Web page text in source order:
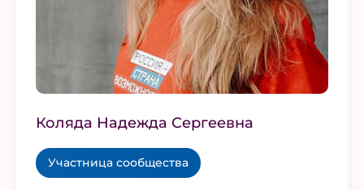
Коляда Надежда Сергеевна
Участница сообщества